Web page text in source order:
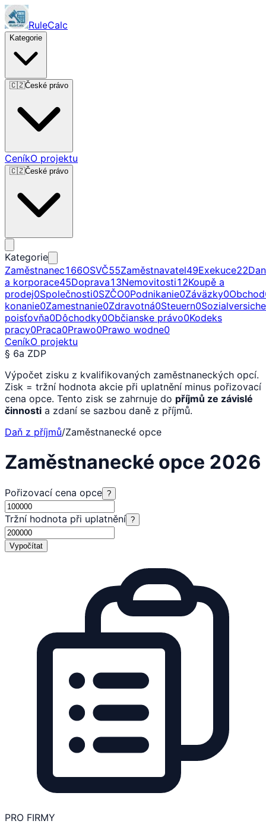
RuleCalc
Kategorie
🇨🇿České právo
CeníkO projektu
🇨🇿České právo
Kategorie
Zaměstnanec166OSVČ55Zaměstnavatel49Exekuce22
a korporace45Doprava13Nemovitosti12Koupě a
prodej0Společnosti0SZČO0Podnikanie0Záväzky0Obchod
konanie0Zamestnanie0Zdravotná0Steuern0
poisťovňa0Dôchodky0Občianske právo0Kodeks
pracy0Praca0Prawo0Prawo wodne0
CeníkO projektu
§ 6a ZDP
Výpočet zisku z kvalifikovaných zaměstnaneckých opcí.
Zisk = tržní hodnota akcie při uplatnění minus pořizovací
cena opce. Tento zisk se zahrnuje do příjmů ze závislé
činnosti a zdaní se sazbou daně z příjmů.
Daň z příjmů/Zaměstnanecké opce
Zaměstnanecké opce 2026
Pořizovací cena opce ?
Tržní hodnota při uplatnění ?
Vypočítat
PRO FIRMY